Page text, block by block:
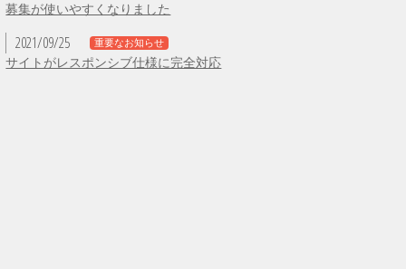
募集が使いやすくなりました
2021/09/25
サイトがレスポンシブ仕様に完全対応
重要なお知らせ